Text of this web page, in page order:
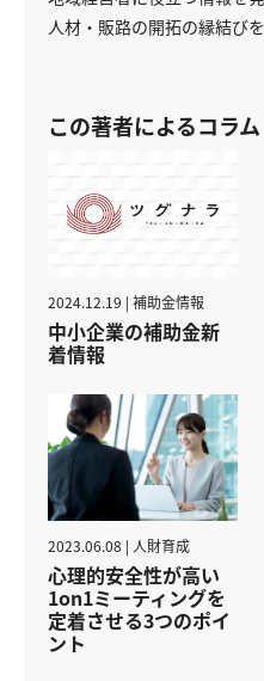
人材・販路の開拓の縁結び
この著者によるコラム
2024.12.19 | 補助金情報
中小企業の補助金新
着情報
2023.06.08 | 人財育成
心理的安全性が高い
1on1ミーティングを
定着させる3つのポイ
ント